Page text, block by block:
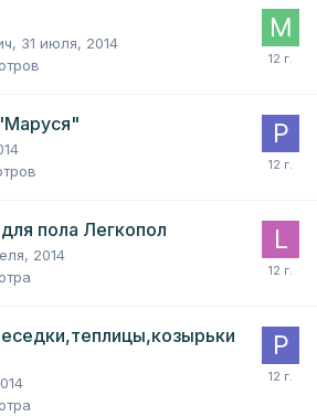
, 31 июля, 2014
пола Легкопол
2014